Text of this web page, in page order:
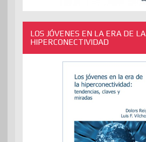
LOS JÓVENES EN LA ERA DE LA
HIPERCONECTIVIDAD